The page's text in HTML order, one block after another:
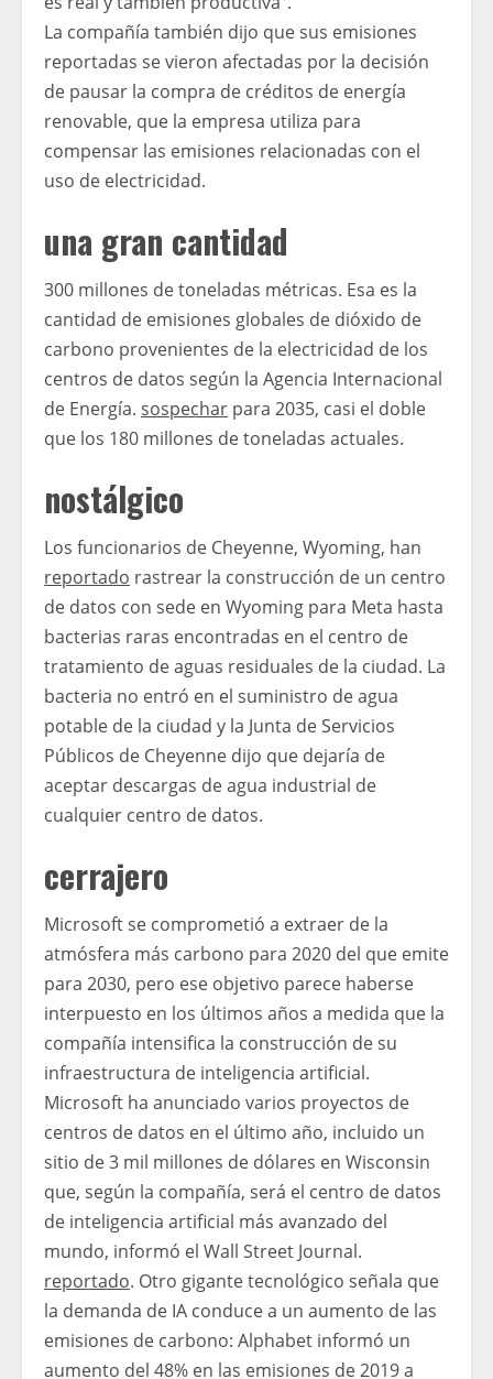
La compañía también dijo que sus emisiones
reportadas se vieron afectadas por la decisión
de pausar la compra de créditos de energía
renovable, que la empresa utiliza para
compensar las emisiones relacionadas con el
uso de electricidad.
una gran cantidad
300 millones de toneladas métricas. Esa es la
cantidad de emisiones globales de dióxido de
carbono provenientes de la electricidad de los
centros de datos según la Agencia Internacional
de Energía. sospechar para 2035, casi el doble
que los 180 millones de toneladas actuales.
nostálgico
Los funcionarios de Cheyenne, Wyoming, han
reportado rastrear la construcción de un centro
de datos con sede en Wyoming para Meta hasta
bacterias raras encontradas en el centro de
tratamiento de aguas residuales de la ciudad. La
bacteria no entró en el suministro de agua
potable de la ciudad y la Junta de Servicios
Públicos de Cheyenne dijo que dejaría de
aceptar descargas de agua industrial de
cualquier centro de datos.
cerrajero
Microsoft se comprometió a extraer de la
atmósfera más carbono para 2020 del que emite
para 2030, pero ese objetivo parece haberse
interpuesto en los últimos años a medida que la
compañía intensifica la construcción de su
infraestructura de inteligencia artificial.
Microsoft ha anunciado varios proyectos de
centros de datos en el último año, incluido un
sitio de 3 mil millones de dólares en Wisconsin
que, según la compañía, será el centro de datos
de inteligencia artificial más avanzado del
mundo, informó el Wall Street Journal.
reportado. Otro gigante tecnológico señala que
la demanda de IA conduce a un aumento de las
emisiones de carbono: Alphabet informó un
aumento del 48% en las emisiones de 2019 a